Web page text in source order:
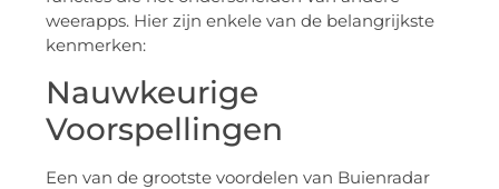
weerapps. Hier zijn enkele van de belangrijkste
kenmerken:
Nauwkeurige
Voorspellingen
Een van de grootste voordelen van Buienradar